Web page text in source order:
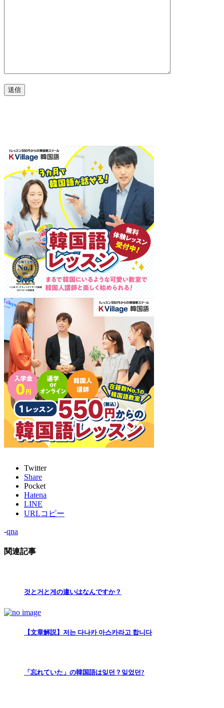
Twitter
Share
Pocket
Hatena
LINE
URLコピー
-qna
関連記事
것と거と게の違いはなんですか？
【文章解説】저는 다나카 아스카라고 합니다
「忘れていた」の韓国語は잊던？잊었던?